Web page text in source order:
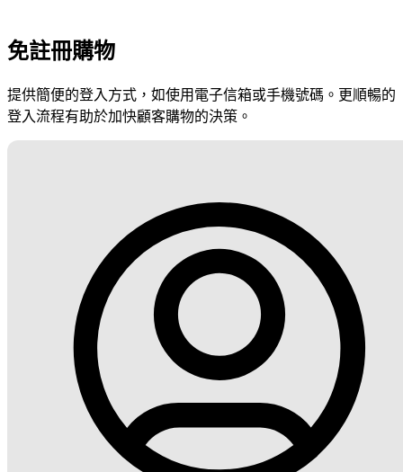
免註冊購物
提供簡便的登入方式，如使用電子信箱或手機號碼。更順暢的
登入流程有助於加快顧客購物的決策。